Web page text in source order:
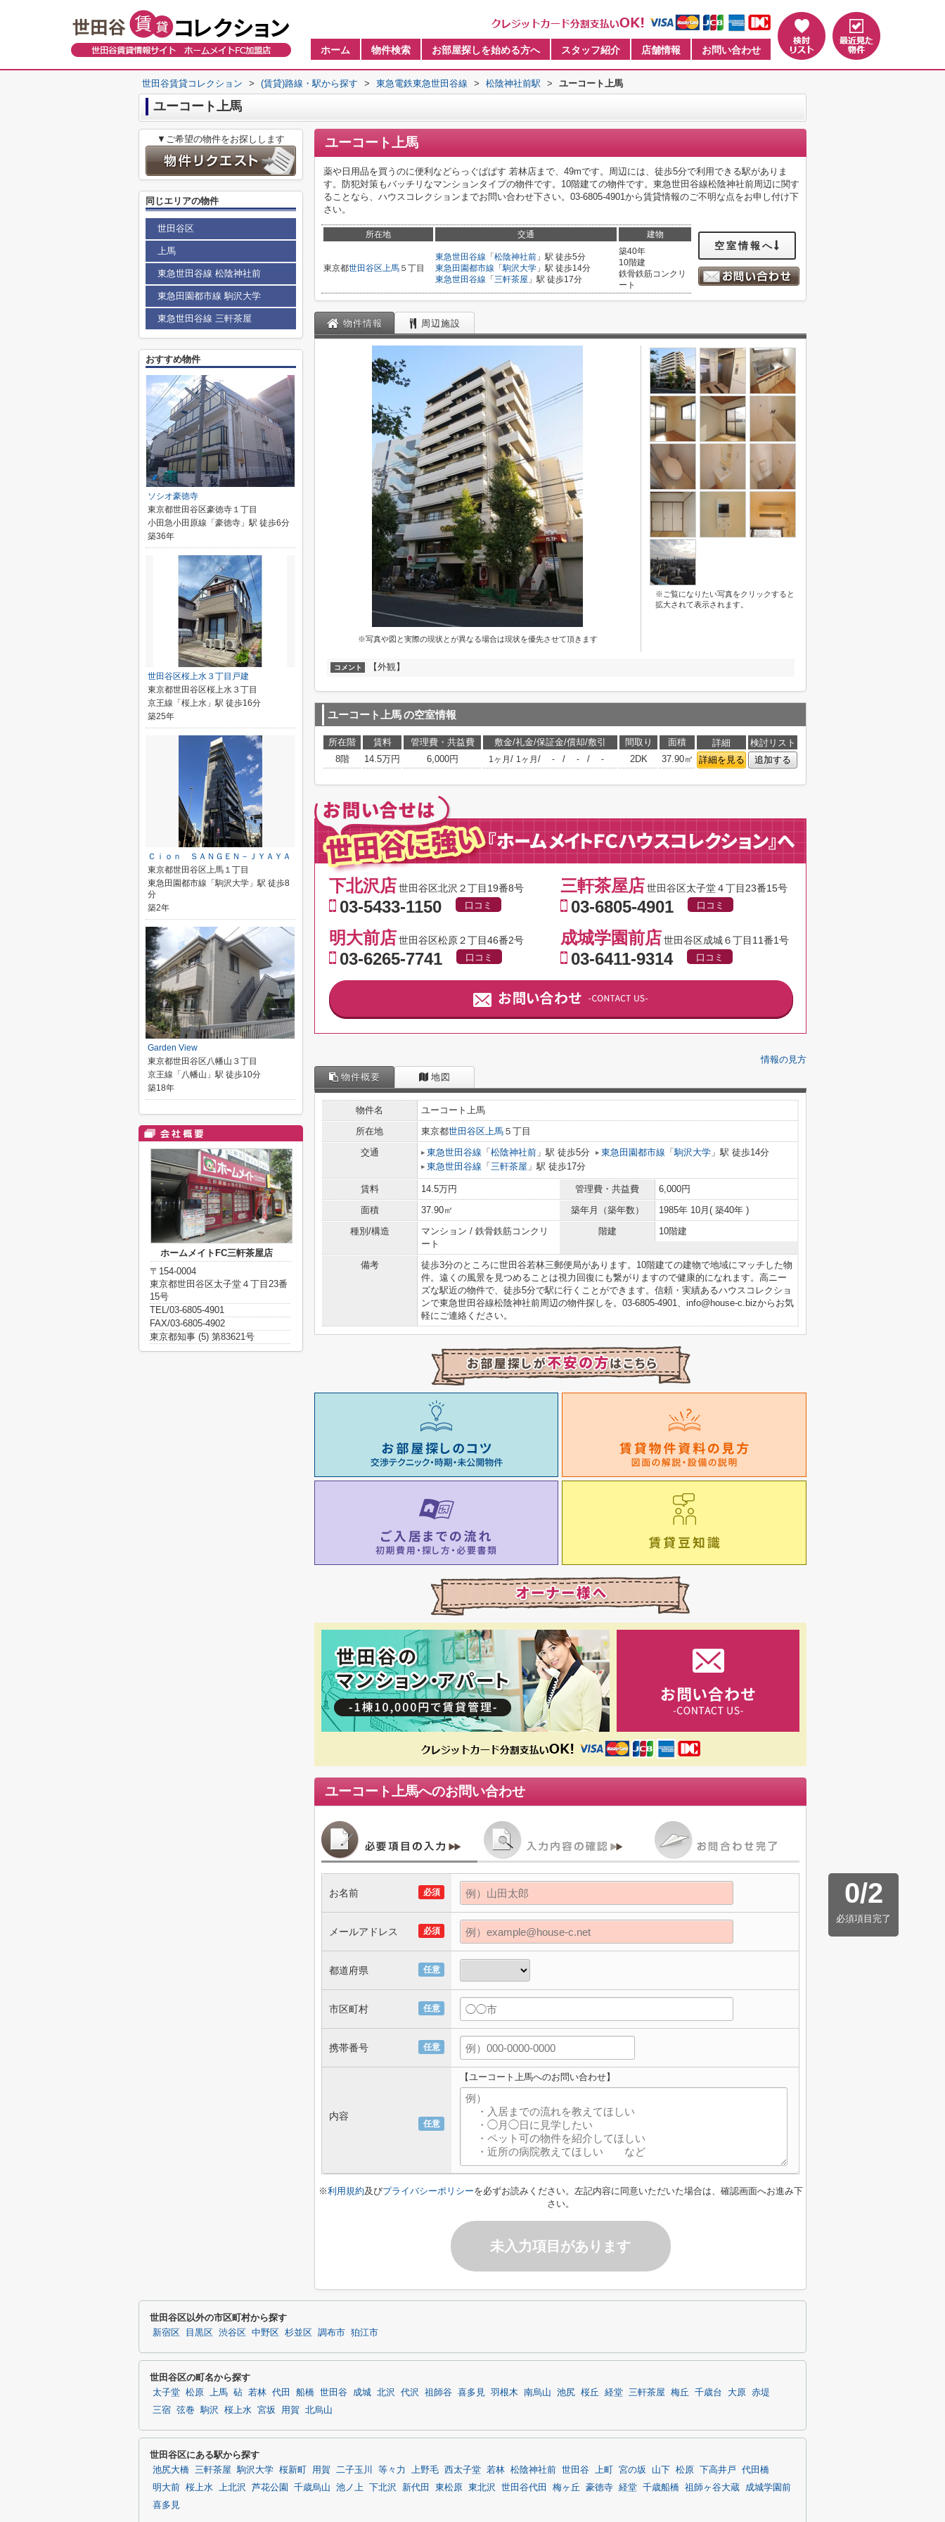
ホーム 物件検索 お部屋探しを始める方へ スタッフ紹介 店舗情報 お問い合わせ
世田谷賃貸コレクション > (賃貸)路線・駅から探す > 東急電鉄東急世田谷線 > 松陰神社前駅 > ユーコート上馬
ユーコート上馬
ユーコート上馬
薬や日用品を買うのに便利などらっぐぱぱす 若林店まで、49mです。周辺には、徒歩5分で利用できる駅がありま
す。防犯対策もバッチリなマンションタイプの物件です。10階建ての物件です。東急世田谷線松陰神社前周辺に関す
ることなら、ハウスコレクションまでお問い合わせ下さい。03-6805-4901から賃貸情報のご不明な点をお申し付け下
さい。
所在地 交通 建物
東京都世田谷区上馬 ５丁目
東急世田谷線 「 松陰神社前 」駅 徒歩5分
東急田園都市線 「駒沢大学 」駅 徒歩14分
東急世田谷線 「 三軒茶屋 」駅 徒歩17分
築40年
10階建
鉄骨鉄筋コンクリ
ート
空室情報へ
物件情報 周辺施設
※写真や図と実際の現状とが異なる場合は現状を優先させて頂きます
※ご覧になりたい写真をクリックすると
拡大されて表示されます。
コメント 【外観】
ユーコート上馬の空室情報
所在階 賃料 管理費・共益費 敷金/礼金/保証金/償却/敷引 間取り 面積 詳細
検討リスト
8階
14.5万円 6,000円 1ヶ月 / 1ヶ月 / - / - / - 2DK 37.90㎡ 詳細を見る 追加する
下北沢店世田谷区北沢２丁目19番8号
03-5433-1150 口コミ
三軒茶屋店世田谷区太子堂４丁目23番15号
03-6805-4901 口コミ
明大前店世田谷区松原２丁目46番2号
03-6265-7741 口コミ
成城学園前店世田谷区成城６丁目11番1号
03-6411-9314 口コミ
情報の見方
物件概要
地図
物件名
ユーコート上馬
所在地
東京都世田谷区上馬 ５丁目
交通
東急世田谷線 「 松陰神社前 」駅 徒歩5分 東急田園都市線 「駒沢大学 」駅 徒歩14分
東急世田谷線 「 三軒茶屋 」駅 徒歩17分
賃料 14.5万円 管理費・共益費
6,000円
面積
37.90㎡ 築年月（築年数）
1985年 10月( 築40年 )
種別/構造
マンション / 鉄骨鉄筋コンクリ
ート
階建 10階建
備考
徒歩3分のところに世田谷若林三郵便局があります。10階建ての建物で地域にマッチした物
件。遠くの風景を見つめることは視力回復にも繋がりますので健康的になれます。高ニー
ズな駅近の物件で、徒歩5分で駅に行くことができます。信頼・実績あるハウスコレクショ
ンで東急世田谷線松陰神社前周辺の物件探しを。03-6805-4901、info@house-c.bizからお気
軽にご連絡ください。
ユーコート上馬へのお問い合わせ
0/2
必須項目完了
必須
お名前
必須
メールアドレス
任意
都道府県
任意
市区町村
任意
携帯番号
任意
内容
【ユーコート上馬へのお問い合わせ】
※利用規約及びプライバシーポリシーを必ずお読みください。左記内容に同意いただいた場合は、確認画面へお進み下
さい。
未入力項目があります
▼ご希望の物件をお探しします
同じエリアの物件
世田谷区
上馬
東急世田谷線 松陰神社前
東急田園都市線 駒沢大学
東急世田谷線 三軒茶屋
おすすめ物件
ソシオ豪徳寺
東京都世田谷区豪徳寺１丁目
小田急小田原線「豪徳寺」駅 徒歩6分
築36年
世田谷区桜上水３丁目戸建
東京都世田谷区桜上水３丁目
京王線「桜上水」駅 徒歩16分
築25年
Ｃｉｏｎ ＳＡＮＧＥＮ－ＪＹＡＹＡ
東京都世田谷区上馬１丁目
東急田園都市線「駒沢大学」駅 徒歩8
分
築2年
Garden View
東京都世田谷区八幡山３丁目
京王線「八幡山」駅 徒歩10分
築18年
ホームメイトFC三軒茶屋店
〒154-0004
東京都世田谷区太子堂４丁目23番
15号
TEL/03-6805-4901
FAX/03-6805-4902
東京都知事 (5) 第83621号
世田谷区以外の市区町村から探す
新宿区 目黒区 渋谷区 中野区 杉並区 調布市 狛江市
世田谷区の町名から探す
太子堂 松原 上馬 砧 若林 代田 船橋 世田谷 成城 北沢 代沢 祖師谷 喜多見 羽根木 南烏山 池尻 桜丘 経堂 三軒茶屋 梅丘 千歳台 大原
赤堤
三宿 弦巻 駒沢 桜上水 宮坂 用賀 北烏山
世田谷区にある駅から探す
池尻大橋 三軒茶屋 駒沢大学 桜新町 用賀 二子玉川 等々力 上野毛 西太子堂 若林 松陰神社前 世田谷 上町 宮の坂 山下 松原 下高井戸
代田橋
明大前 桜上水 上北沢 芦花公園 千歳烏山 池ノ上 下北沢 新代田 東松原 東北沢 世田谷代田 梅ヶ丘 豪徳寺 経堂 千歳船橋 祖師ヶ谷大蔵
成城学園前
喜多見